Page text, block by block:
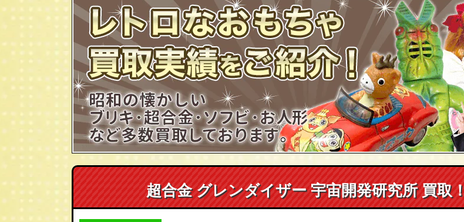
超合金 グレンダイザー 宇宙開発研究所 買取！